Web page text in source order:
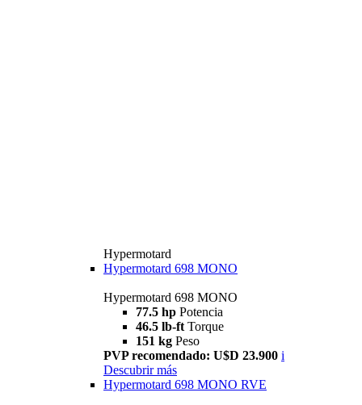
Hypermotard
Hypermotard 698 MONO
Hypermotard 698 MONO
77.5 hp Potencia
46.5 lb-ft Torque
151 kg Peso
PVP recomendado: U$D 23.900 i
Descubrir más
Hypermotard 698 MONO RVE